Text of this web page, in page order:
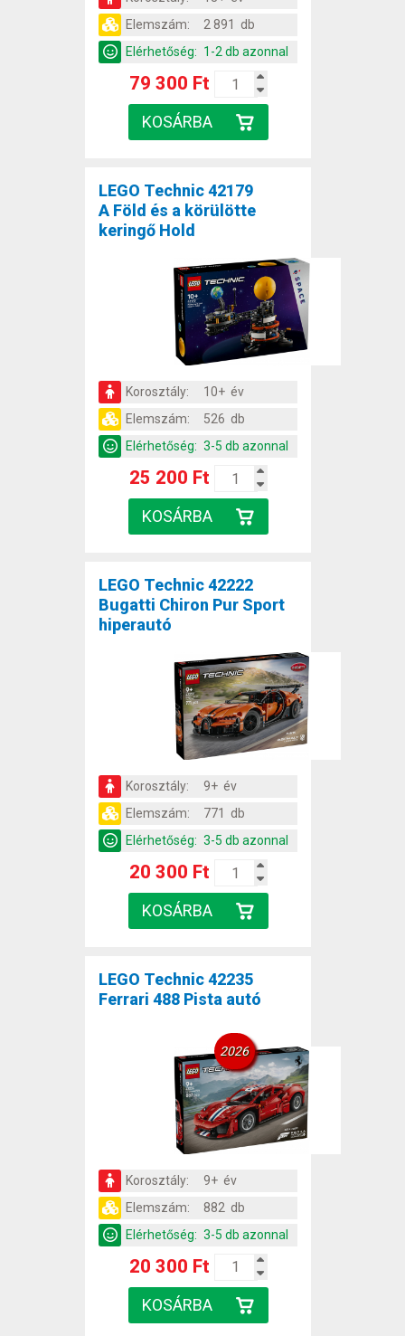
Elemszám:
2 891 db
Elérhetőség: 1-2 db azonnal
79 300 Ft
LEGO Technic 42179
A Föld és a körülötte
keringő Hold
Korosztály:
10+ év
Elemszám:
526 db
Elérhetőség: 3-5 db azonnal
25 200 Ft
LEGO Technic 42222
Bugatti Chiron Pur Sport
hiperautó
Korosztály:
9+ év
Elemszám:
771 db
Elérhetőség: 3-5 db azonnal
20 300 Ft
LEGO Technic 42235
Ferrari 488 Pista autó
2026
Korosztály:
9+ év
Elemszám:
882 db
Elérhetőség: 3-5 db azonnal
20 300 Ft